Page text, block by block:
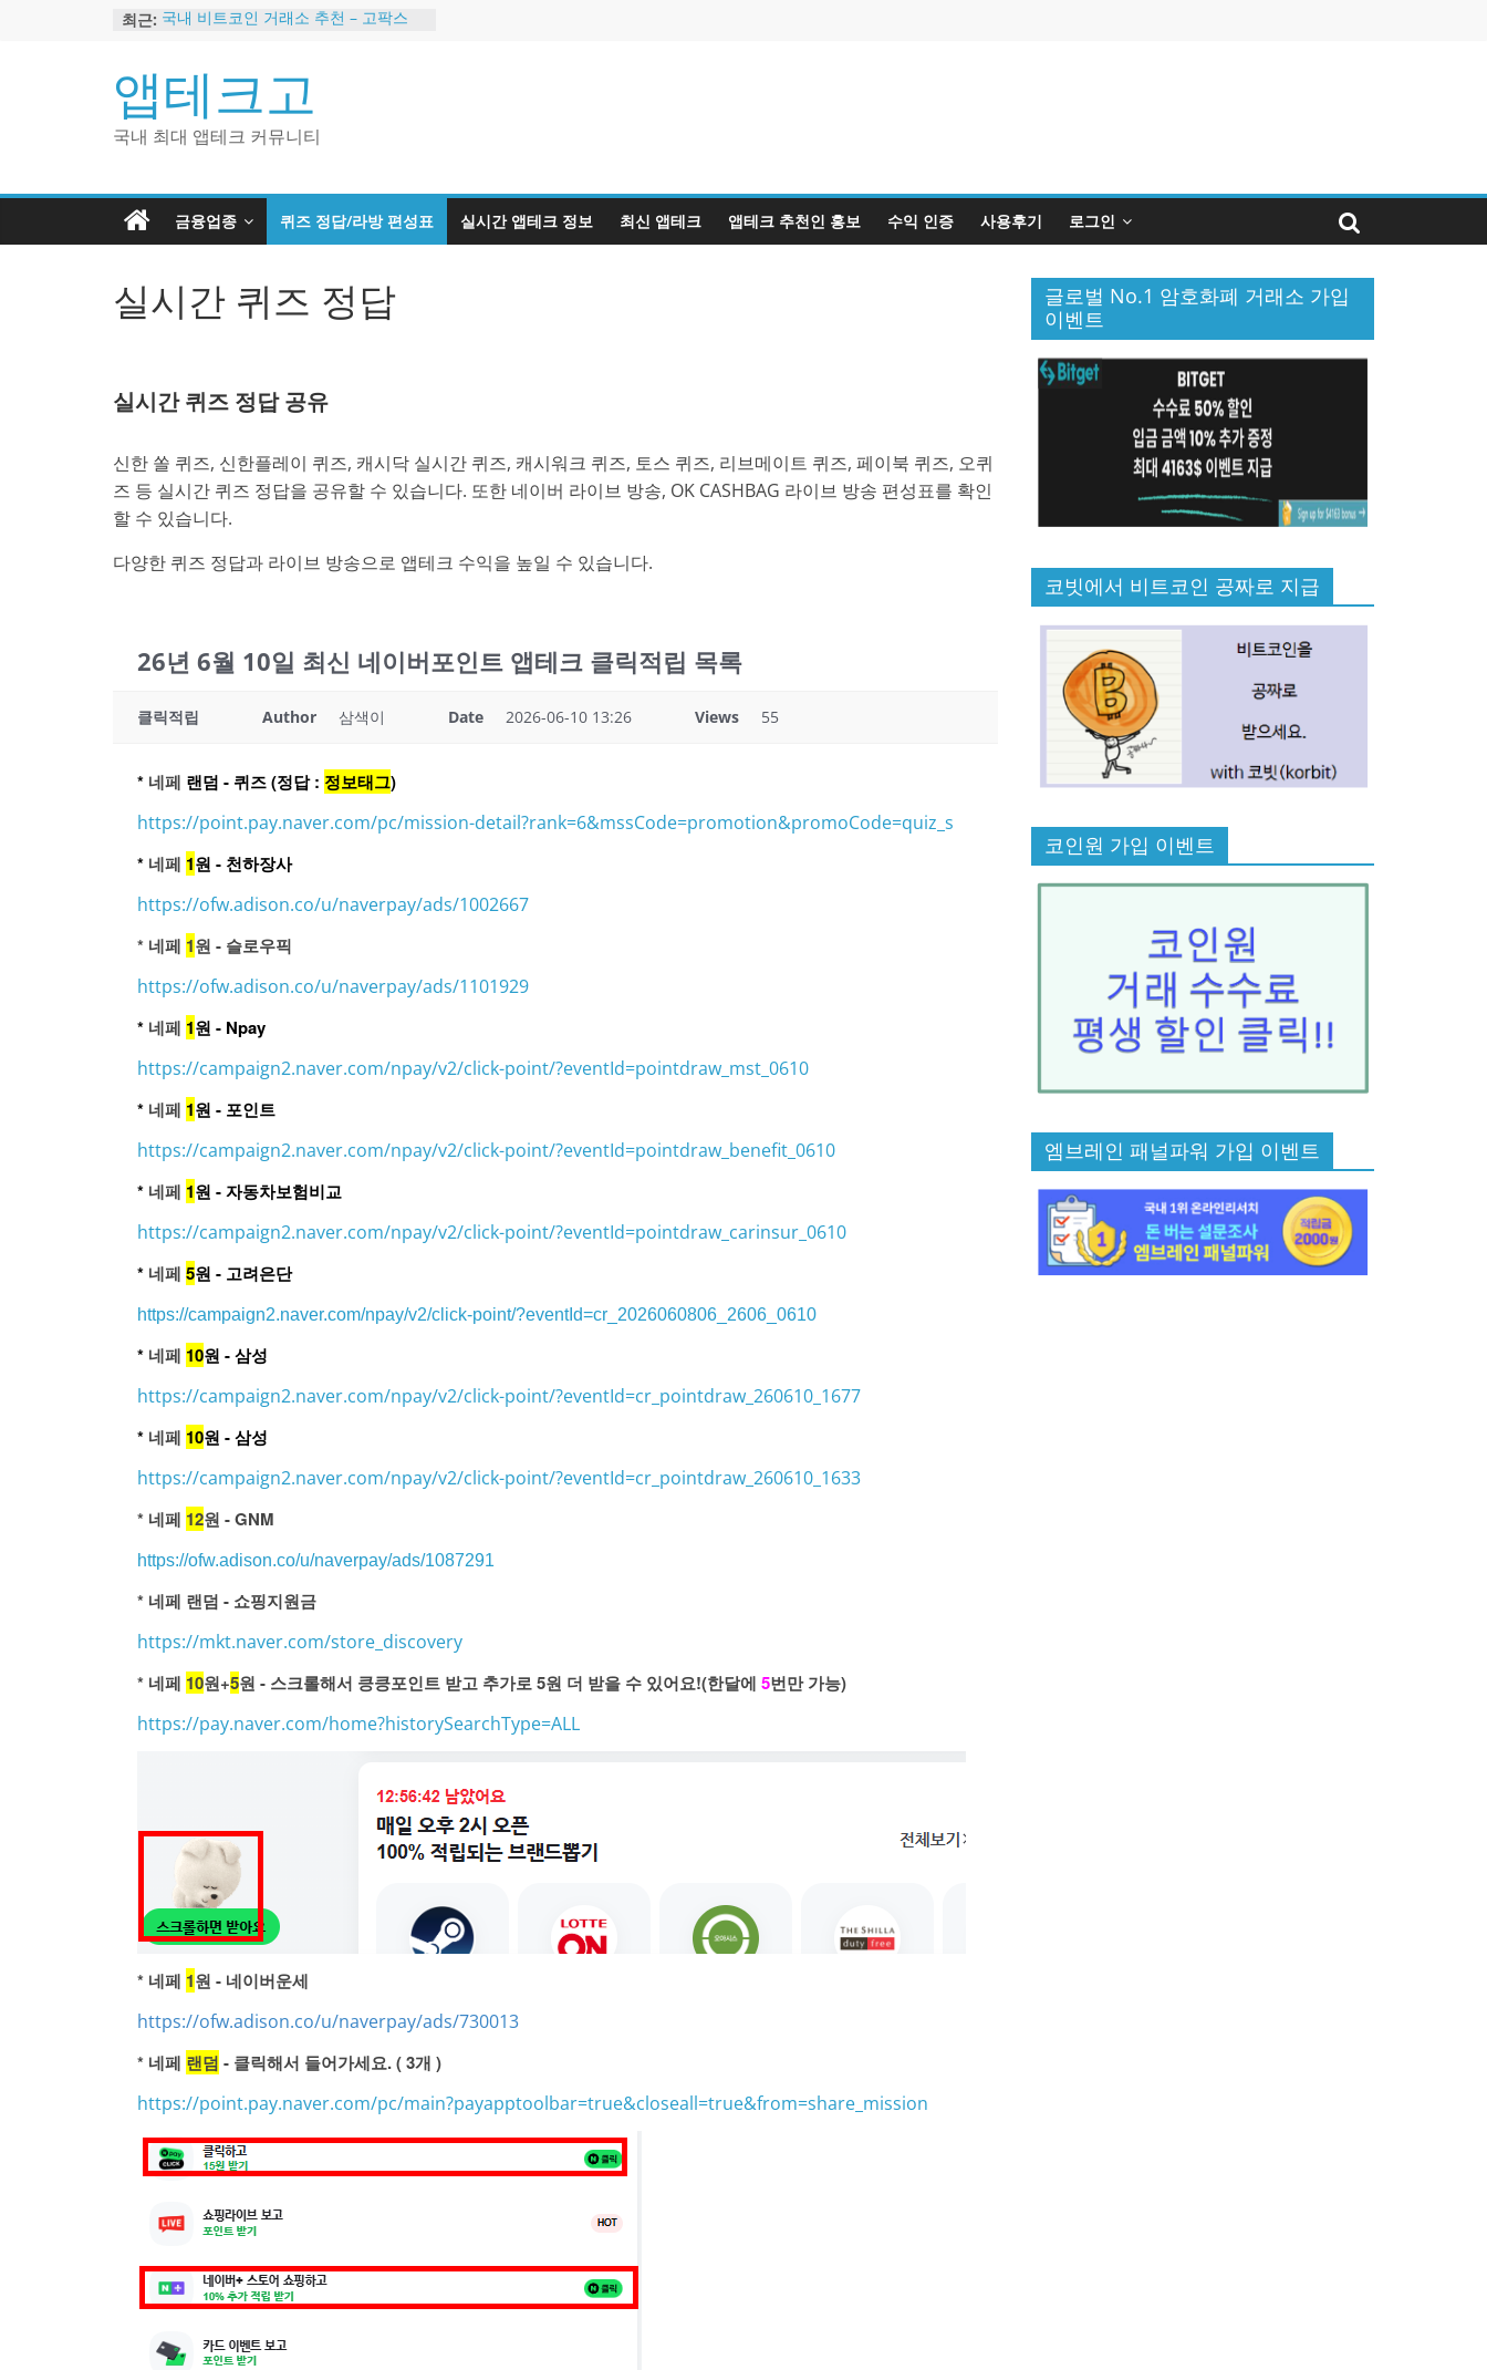
최근: 국내 비트코인 거래소 추천 – 고팍스
2024 강력히 추천하는 은행 멤버십 현
금 앱테크
해외 코인 거래소 추천 순위 BEST 2
현금 지급하는 국내 코인 거래소 추천
앱테크고
국내 최대 앱테크 커뮤니티
금융업종 퀴즈 정답/라방 편성표 실시간 앱테크 정보 최신 앱테크 앱테크 추천인 홍보 수익 인증 사용후기 로그인
실시간 퀴즈 정답
실시간 퀴즈 정답 공유
신한 쏠 퀴즈, 신한플레이 퀴즈, 캐시닥 실시간 퀴즈, 캐시워크 퀴즈, 토스 퀴즈, 리브메이트 퀴즈, 페이북 퀴즈, 오퀴
즈 등 실시간 퀴즈 정답을 공유할 수 있습니다. 또한 네이버 라이브 방송, OK CASHBAG 라이브 방송 편성표를 확인
할 수 있습니다.
다양한 퀴즈 정답과 라이브 방송으로 앱테크 수익을 높일 수 있습니다.
26년 6월 10일 최신 네이버포인트 앱테크 클릭적립 목록
클릭적립 Author 삼색이 Date 2026-06-10 13:26 Views 55
* 네페 랜덤 - 퀴즈 (정답 : 정보태그)
https://point.pay.naver.com/pc/mission-detail?rank=6&mssCode=promotion&promoCode=quiz_s
* 네페 1원 - 천하장사
https://ofw.adison.co/u/naverpay/ads/1002667
* 네페 1원 - 슬로우픽
https://ofw.adison.co/u/naverpay/ads/1101929
* 네페 1원 - Npay
https://campaign2.naver.com/npay/v2/click-point/?eventId=pointdraw_mst_0610
* 네페 1원 - 포인트
https://campaign2.naver.com/npay/v2/click-point/?eventId=pointdraw_benefit_0610
* 네페 1원 - 자동차보험비교
https://campaign2.naver.com/npay/v2/click-point/?eventId=pointdraw_carinsur_0610
* 네페 5원 - 고려은단
https://campaign2.naver.com/npay/v2/click-point/?eventId=cr_2026060806_2606_0610
* 네페 10원 - 삼성
https://campaign2.naver.com/npay/v2/click-point/?eventId=cr_pointdraw_260610_1677
* 네페 10원 - 삼성
https://campaign2.naver.com/npay/v2/click-point/?eventId=cr_pointdraw_260610_1633
* 네페 12원 - GNM
https://ofw.adison.co/u/naverpay/ads/1087291
* 네페 랜덤 - 쇼핑지원금
https://mkt.naver.com/store_discovery
* 네페 10원+5원 - 스크롤해서 킁킁포인트 받고 추가로 5원 더 받을 수 있어요!(한달에 5번만 가능)
https://pay.naver.com/home?historySearchType=ALL
* 네페 1원 - 네이버운세
https://ofw.adison.co/u/naverpay/ads/730013
* 네페 랜덤 - 클릭해서 들어가세요. ( 3개 )
https://point.pay.naver.com/pc/main?payapptoolbar=true&closeall=true&from=share_mission
글로벌 No.1 암호화폐 거래소 가입
이벤트
코빗에서 비트코인 공짜로 지급
코인원 가입 이벤트
엠브레인 패널파워 가입 이벤트